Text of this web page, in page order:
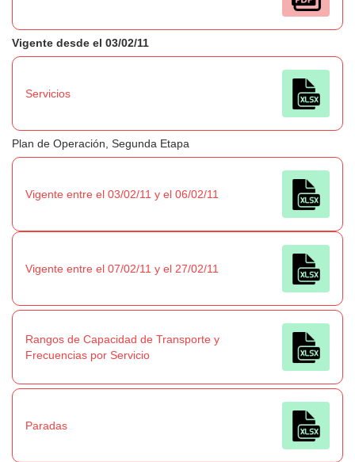
Vigente desde el 03/02/11
Servicios
Plan de Operación, Segunda Etapa
Vigente entre el 03/02/11 y el 06/02/11
Vigente entre el 07/02/11 y el 27/02/11
Rangos de Capacidad de Transporte y
Frecuencias por Servicio
Paradas